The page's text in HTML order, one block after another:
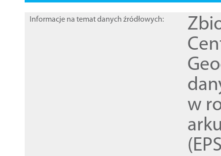
Informacje na temat danych źródłowych:
w